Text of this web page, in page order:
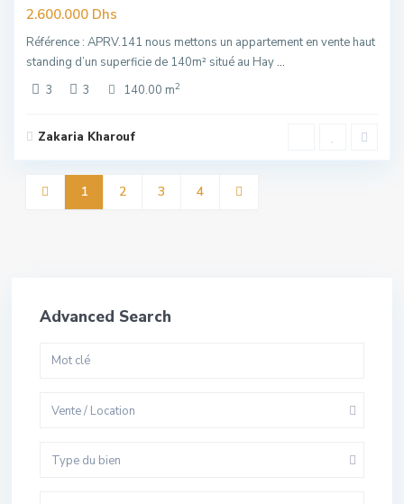
2.600.000 Dhs
Référence : APRV.141 nous mettons un appartement en vente haut
standing d’un superficie de 140m² situé au Hay...
3
3 140.00 m2
Zakaria Kharouf
1 2 3 4
Advanced Search
Vente / Location
Type du bien